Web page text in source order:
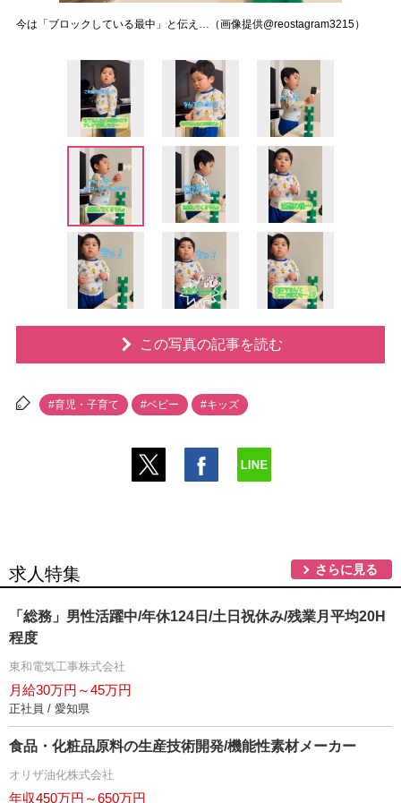
今は「ブロックしている最中」と伝え…（画像提供@reostagram3215）
この写真の記事を読む
#育児・子育て #ベビー #キッズ
求人特集 さらに見る
「総務」男性活躍中/年休124日/土日祝休み/残業月平均20H
程度
東和電気工事株式会社
月給30万円～45万円
正社員 / 愛知県
食品・化粧品原料の生産技術開発/機能性素材メーカー
オリザ油化株式会社
年収450万円～650万円